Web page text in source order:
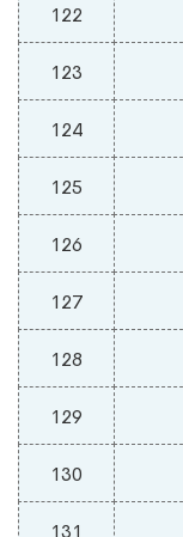
122
123
124
125
126
127
128
129
130
131